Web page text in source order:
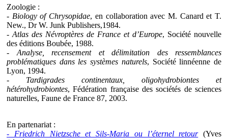
Zoologie :
- Biology of Chrysopidae, en collaboration avec M. Canard et T.
New., Dr W. Junk Publishers,1984.
- Atlas des Névroptères de France et d’Europe, Société nouvelle
des éditions Boubée, 1988.
- Analyse, recensement et délimitation des ressemblances
problématiques dans les systèmes naturels, Société linnéenne de
Lyon, 1994.
- Tardigrades continentaux, oligohydrobiontes et
hétérohydrobiontes, Fédération française des sociétés de sciences
naturelles, Faune de France 87, 2003.
En partenariat :
- Friedrich Nietzsche et Sils-Maria ou l’éternel retour(Yves